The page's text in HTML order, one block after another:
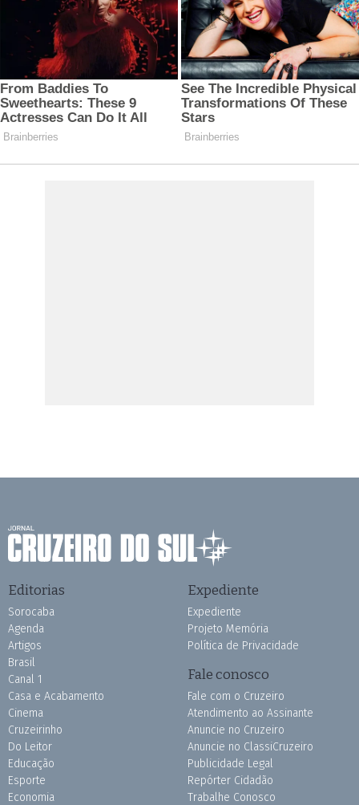
Editorias
Sorocaba
Agenda
Artigos
Brasil
Canal 1
Casa e Acabamento
Cinema
Cruzeirinho
Do Leitor
Educação
Esporte
Economia
Expediente
Expediente
Projeto Memória
Política de Privacidade
Fale conosco
Fale com o Cruzeiro
Atendimento ao Assinante
Anuncie no Cruzeiro
Anuncie no ClassiCruzeiro
Publicidade Legal
Repórter Cidadão
Trabalhe Conosco